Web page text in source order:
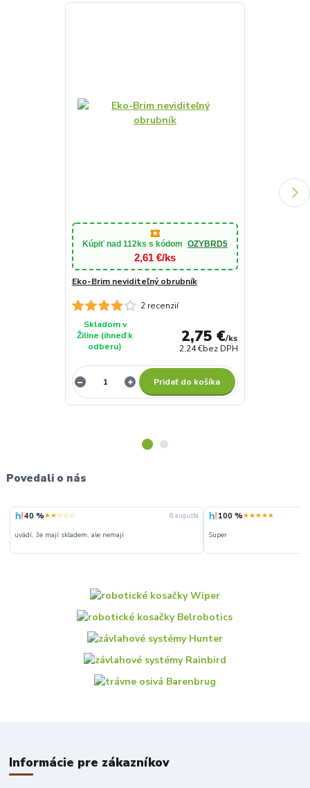
Kúpiť nad 112ks s kódom OZYBRD5
2,61 €/ks
2 recenzií
Eko-Brim neviditeľný obrubník
2,75 €/ks
2,24 €bez DPH
Skladom v
Žiline (ihneď k
odberu)
Pridať do košíka
Povedali o nás
40 %★★☆☆☆ 6. augusta
uvádí, že mají skladem, ale nemají
100 %★★★★★
Super
Informácie pre zákazníkov